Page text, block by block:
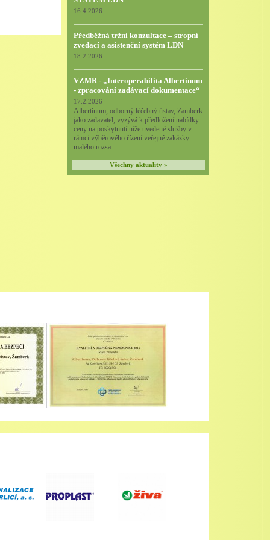
16.4.2026
Předběžná tržní konzultace – stropní
zvedací a asistenční systém LDN
18.2.2026
VZMR - „Interoperabilita Albertinum
- zpracování zadávací dokumentace“
17.2.2026
Albertinum, odborný léčebný ústav, Žamberk
jako zadavatel, vyzývá k předložení nabídky
ceny na poskytnutí níže uvedené služby v
rámci výběrového řízení veřejné zakázky
malého rozsa...
Všechny aktuality »